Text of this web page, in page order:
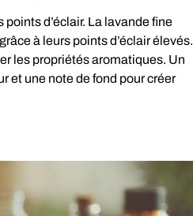
d’éclair. La lavande fine
à leurs points d’éclair élevés.
les propriétés aromatiques. Un
et une note de fond pour créer